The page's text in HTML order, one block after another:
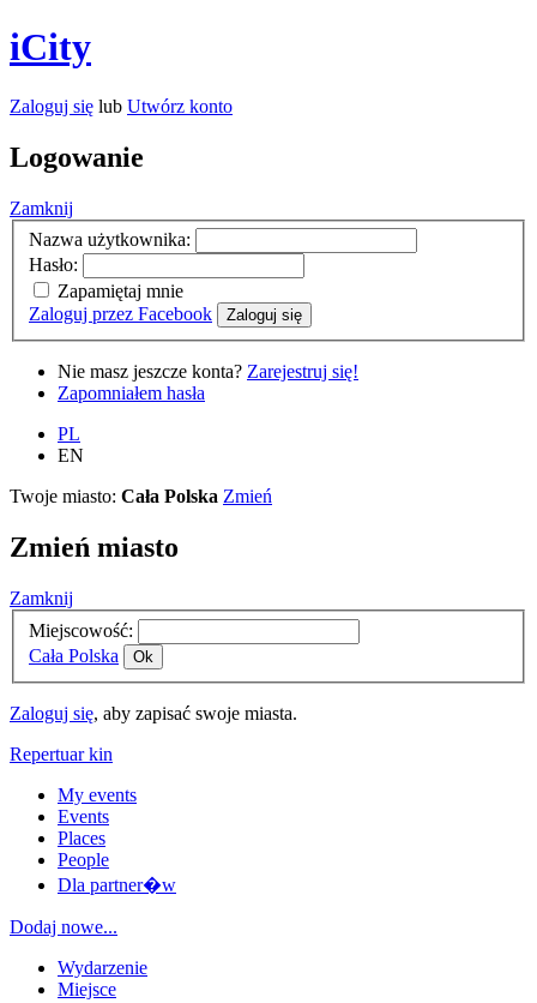
iCity
Zaloguj się lub Utwórz konto
Logowanie
Zamknij
Nazwa użytkownika:
Hasło:
Zapamiętaj mnie
Zaloguj przez Facebook
Zaloguj się
Nie masz jeszcze konta? Zarejestruj się!
Zapomniałem hasła
PL
EN
Twoje miasto: Cała Polska Zmień
Zmień miasto
Zamknij
Miejscowość:
Cała Polska
Ok
Zaloguj się, aby zapisać swoje miasta.
Repertuar kin
My events
Events
Places
People
Dla partner�w
Dodaj nowe...
Wydarzenie
Miejsce